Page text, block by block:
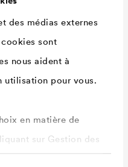
des médias externes
sont
nous aident à
utilisation pour vous.
en matière de
sur Gestion des
mm